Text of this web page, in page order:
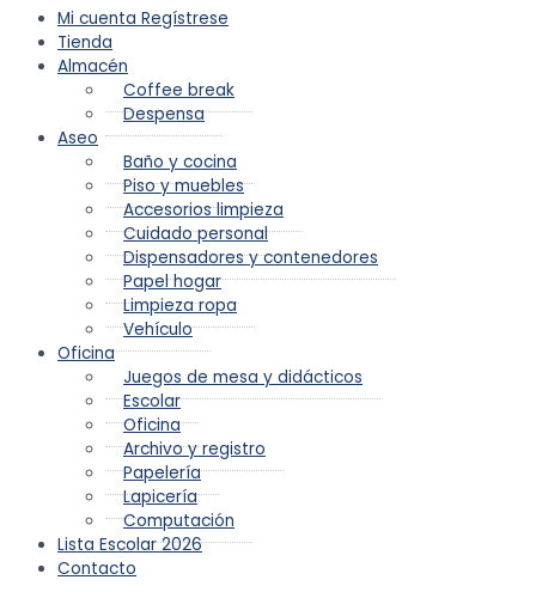
Mi cuenta Regístrese
Tienda
Almacén
Coffee break
Despensa
Aseo
Baño y cocina
Piso y muebles
Accesorios limpieza
Cuidado personal
Dispensadores y contenedores
Papel hogar
Limpieza ropa
Vehículo
Oficina
Juegos de mesa y didácticos
Escolar
Oficina
Archivo y registro
Papelería
Lapicería
Computación
Lista Escolar 2026
Contacto